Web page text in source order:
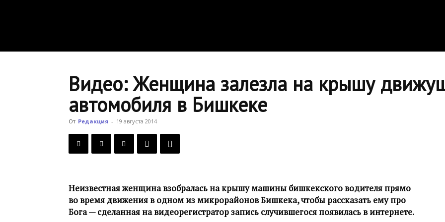
Видео: Женщина залезла на крышу
автомобиля в Бишкеке
От Редакция - 19 августа 2014
Неизвестная женщина взобралась на крышу машины бишкекского водителя прямо
во время движения в одном из микрорайонов Бишкека, чтобы рассказать ему про
Бога — сделанная на видеорегистратор запись случившегося появилась в интернете.